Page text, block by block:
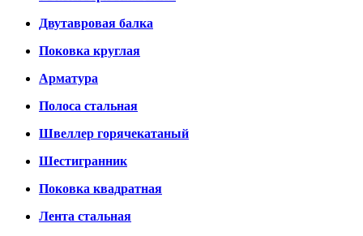
Двутавровая балка
Поковка круглая
Арматура
Полоса стальная
Швеллер горячекатаный
Шестигранник
Поковка квадратная
Лента стальная